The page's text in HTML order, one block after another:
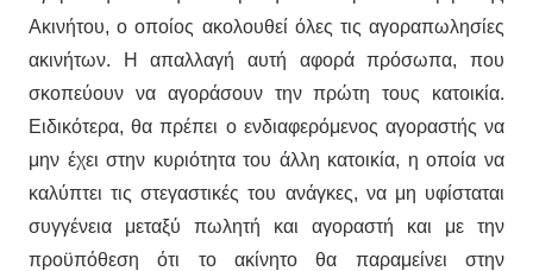
Ακινήτου, ο οποίος ακολουθεί όλες τις αγοραπωλησίες
ακινήτων. Η απαλλαγή αυτή αφορά πρόσωπα, που
σκοπεύουν να αγοράσουν την πρώτη τους κατοικία.
Ειδικότερα, θα πρέπει ο ενδιαφερόμενος αγοραστής να
μην έχει στην κυριότητα του άλλη κατοικία, η οποία να
καλύπτει τις στεγαστικές του ανάγκες, να μη υφίσταται
συγγένεια μεταξύ πωλητή και αγοραστή και με την
προϋπόθεση ότι το ακίνητο θα παραμείνει στην